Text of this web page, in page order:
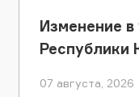
Изменение в
Республики
07 августа, 2026